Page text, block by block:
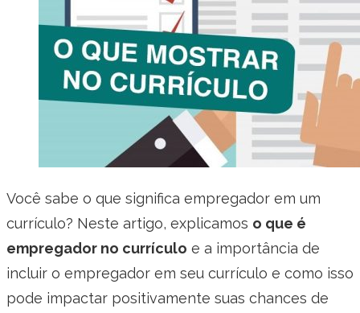
Você sabe o que significa empregador em um
currículo? Neste artigo, explicamos o que é
empregador no currículo e a importância de
incluir o empregador em seu currículo e como isso
pode impactar positivamente suas chances de